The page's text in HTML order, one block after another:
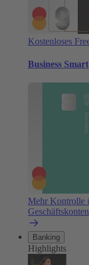
Kostenloses
Business Smart
Mehr Kontrolle
Banking
Highlights